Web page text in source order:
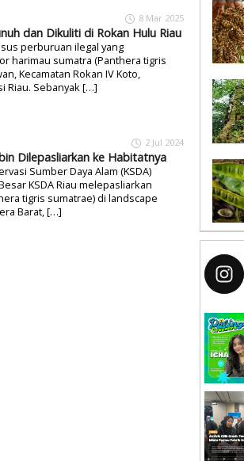
8 Mar 2025
dan Dikuliti di Rokan Hulu Riau
perburuan ilegal yang
harimau sumatra (Panthera tigris
Kecamatan Rokan IV Koto,
Riau. Sebanyak […]
2 Jul 2024
Dilepasliarkan ke Habitatnya
Sumber Daya Alam (KSDA)
KSDA Riau melepasliarkan
tigris sumatrae) di landscape
Barat, […]